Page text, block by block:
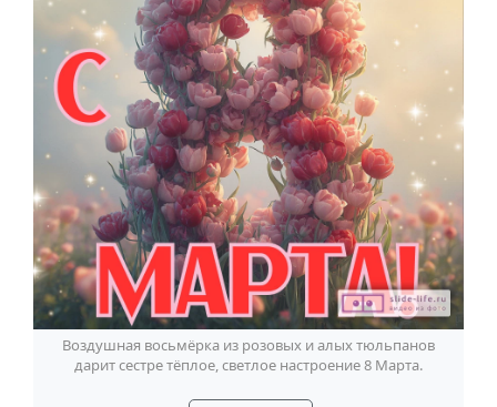
Воздушная восьмёрка из розовых и алых тюльпанов
дарит сестре тёплое, светлое настроение 8 Марта.